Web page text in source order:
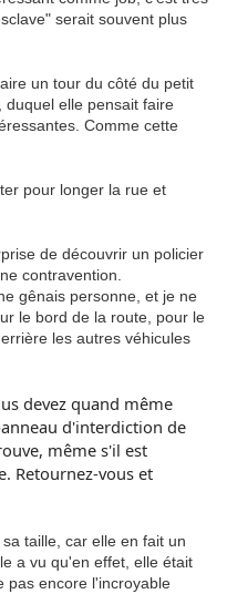
serait souvent plus
un tour du côté du petit
elle pensait faire
Comme cette
pour longer la rue et
de découvrir un policier
contravention.
gênais personne, et je ne
le bord de la route, pour le
les autres véhicules
devez quand même
d'interdiction de
même s'il est
Retournez-vous et
taille, car elle en fait un
a vu qu'en effet, elle était
pas encore l'incroyable